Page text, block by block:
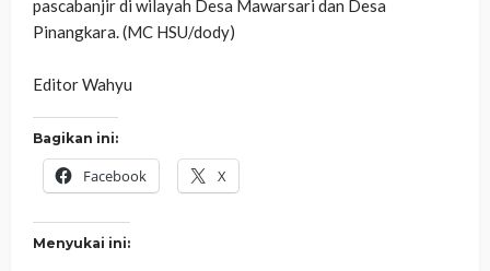
pascabanjir di wilayah Desa Mawarsari dan Desa
Pinangkara. (MC HSU/dody)
‎Editor Wahyu
Bagikan ini:
Facebook X
Menyukai ini: